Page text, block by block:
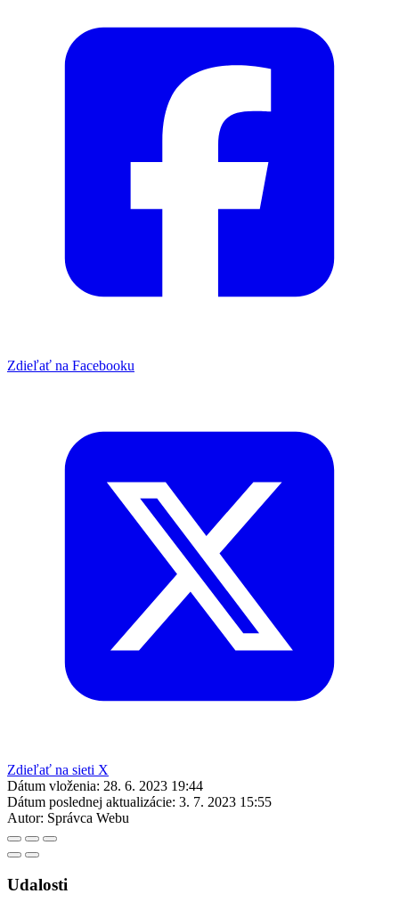
Zdieľať na Facebooku
Zdieľať na sieti X
Dátum vloženia: 28. 6. 2023 19:44
Dátum poslednej aktualizácie: 3. 7. 2023 15:55
Autor: Správca Webu
Udalosti